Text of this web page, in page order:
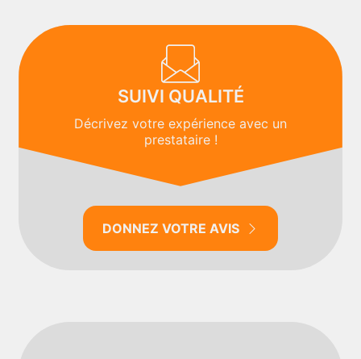
SUIVI QUALITÉ
Décrivez votre expérience avec un
prestataire !
DONNEZ VOTRE AVIS